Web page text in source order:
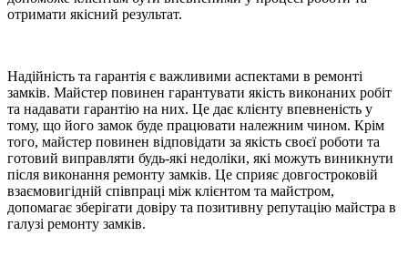
отримати якісний результат.
Надійність та гарантія є важливими аспектами в ремонті
замків. Майстер повинен гарантувати якість виконаних робіт
та надавати гарантію на них. Це дає клієнту впевненість у
тому, що його замок буде працювати належним чином. Крім
того, майстер повинен відповідати за якість своєї роботи та
готовий виправляти будь-які недоліки, які можуть виникнути
після виконання ремонту замків. Це сприяє довгостроковій
взаємовигідній співпраці між клієнтом та майстром,
допомагає зберігати довіру та позитивну репутацію майстра в
галузі ремонту замків.